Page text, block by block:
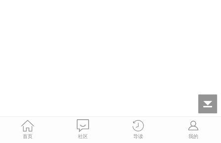
首页 社区 导读 我的